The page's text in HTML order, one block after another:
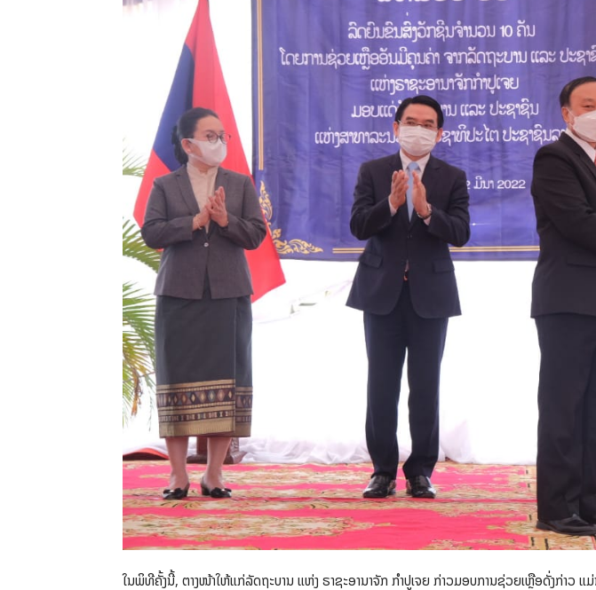
ໃນພິທີຄັ້ງນີ້, ຕາງໜ້າໃຫ້ແກ່ລັດຖະບານ ແຫ່ງ ຣາຊະອານາຈັກ ກໍາປູເຈຍ ກ່າວມອບການຊ່ວຍເຫຼືອດັ່ງກ່າວ